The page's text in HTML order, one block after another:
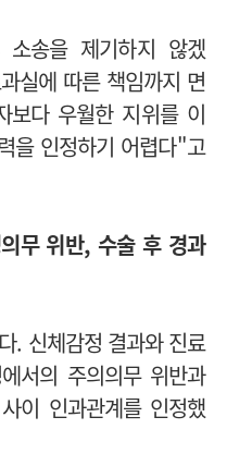
송을 제기하지 않겠
실에 따른 책임까지 면
보다 우월한 지위를 이
을 인정하기 어렵다"고
무 위반, 수술 후 경과
. 신체감정 결과와 진료
서의 주의의무 위반과
이 인과관계를 인정했